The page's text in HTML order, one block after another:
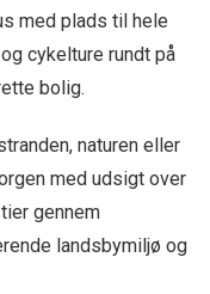
med plads til hele
cykelture rundt på
bolig.
naturen eller
med udsigt over
gennem
landsbymiljø og